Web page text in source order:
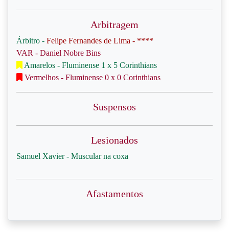
Arbitragem
Árbitro - Felipe Fernandes de Lima - ****
VAR - Daniel Nobre Bins
Amarelos - Fluminense 1 x 5 Corinthians
Vermelhos - Fluminense 0 x 0 Corinthians
Suspensos
Lesionados
Samuel Xavier - Muscular na coxa
Afastamentos